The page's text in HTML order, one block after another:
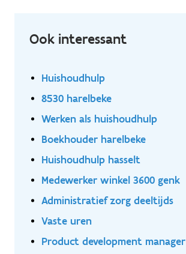
Ook interessant
Huishoudhulp
8530 harelbeke
Werken als huishoudhulp
Boekhouder harelbeke
Huishoudhulp hasselt
Medewerker winkel 3600 genk
Administratief zorg deeltijds
Vaste uren
Product development manager